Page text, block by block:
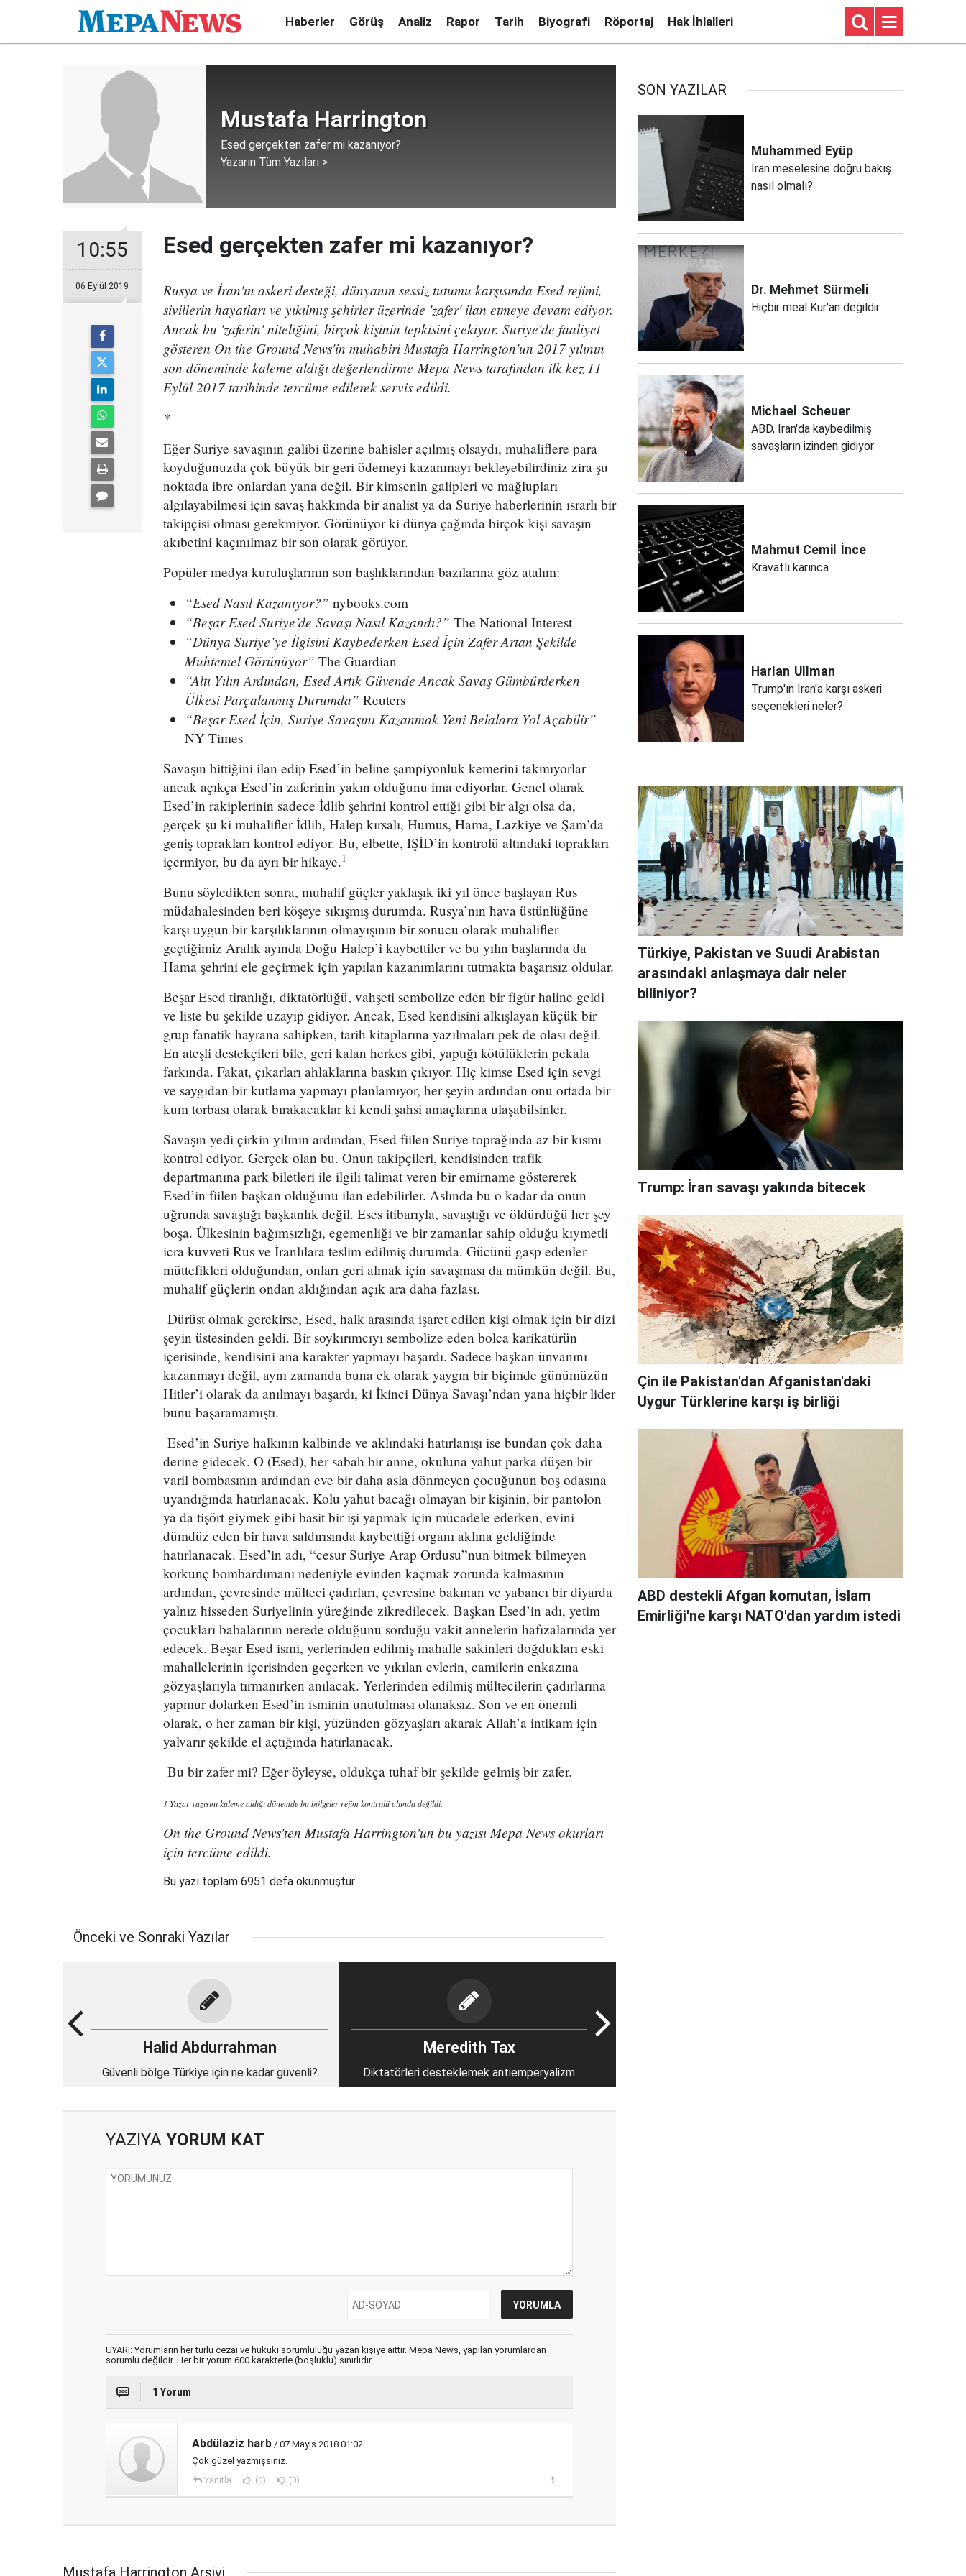
Haberler Görüş Analiz Rapor Tarih Biyografi Röportaj Hak İhlalleri
Mustafa Harrington
Esed gerçekten zafer mi kazanıyor?
Yazarın Tüm Yazıları >
10:55
06 Eylül 2019
Esed gerçekten zafer mi kazanıyor?
Rusya ve İran'ın askeri desteği, dünyanın sessiz tutumu karşısında Esed rejimi,
sivillerin hayatları ve yıkılmış şehirler üzerinde 'zafer' ilan etmeye devam ediyor.
Ancak bu 'zaferin' niteliğini, birçok kişinin tepkisini çekiyor. Suriye'de faaliyet
gösteren On the Ground News'in muhabiri Mustafa Harrington'un 2017 yılının
son döneminde kaleme aldığı değerlendirme Mepa News tarafından ilk kez 11
Eylül 2017 tarihinde tercüme edilerek servis edildi.
*
Eğer Suriye savaşının galibi üzerine bahisler açılmış olsaydı, muhaliflere para
koyduğunuzda çok büyük bir geri ödemeyi kazanmayı bekleyebilirdiniz zira şu
noktada ibre onlardan yana değil. Bir kimsenin galipleri ve mağlupları
algılayabilmesi için savaş hakkında bir analist ya da Suriye haberlerinin ısrarlı bir
takipçisi olması gerekmiyor. Görünüyor ki dünya çağında birçok kişi savaşın
akıbetini kaçınılmaz bir son olarak görüyor.
Popüler medya kuruluşlarının son başlıklarından bazılarına göz atalım:
“Esed Nasıl Kazanıyor?” nybooks.com
“Beşar Esed Suriye’de Savaşı Nasıl Kazandı?” The National Interest
“Dünya Suriye’ye İlgisini Kaybederken Esed İçin Zafer Artan Şekilde
Muhtemel Görünüyor” The Guardian
“Altı Yılın Ardından, Esed Artık Güvende Ancak Savaş Gümbürderken
Ülkesi Parçalanmış Durumda” Reuters
“Beşar Esed İçin, Suriye Savaşını Kazanmak Yeni Belalara Yol Açabilir”
NY Times
Savaşın bittiğini ilan edip Esed’in beline şampiyonluk kemerini takmıyorlar
ancak açıkça Esed’in zaferinin yakın olduğunu ima ediyorlar. Genel olarak
Esed’in rakiplerinin sadece İdlib şehrini kontrol ettiği gibi bir algı olsa da,
gerçek şu ki muhalifler İdlib, Halep kırsalı, Humus, Hama, Lazkiye ve Şam’da
geniş toprakları kontrol ediyor. Bu, elbette, IŞİD’in kontrolü altındaki toprakları
içermiyor, bu da ayrı bir hikaye.1
Bunu söyledikten sonra, muhalif güçler yaklaşık iki yıl önce başlayan Rus
müdahalesinden beri köşeye sıkışmış durumda. Rusya’nın hava üstünlüğüne
karşı uygun bir karşılıklarının olmayışının bir sonucu olarak muhalifler
geçtiğimiz Aralık ayında Doğu Halep’i kaybettiler ve bu yılın başlarında da
Hama şehrini ele geçirmek için yapılan kazanımlarını tutmakta başarısız oldular.
Beşar Esed tiranlığı, diktatörlüğü, vahşeti sembolize eden bir figür haline geldi
ve liste bu şekilde uzayıp gidiyor. Ancak, Esed kendisini alkışlayan küçük bir
grup fanatik hayrana sahipken, tarih kitaplarına yazılmaları pek de olası değil.
En ateşli destekçileri bile, geri kalan herkes gibi, yaptığı kötülüklerin pekala
farkında. Fakat, çıkarları ahlaklarına baskın çıkıyor. Hiç kimse Esed için sevgi
ve saygıdan bir kutlama yapmayı planlamıyor, her şeyin ardından onu ortada bir
kum torbası olarak bırakacaklar ki kendi şahsi amaçlarına ulaşabilsinler.
Savaşın yedi çirkin yılının ardından, Esed fiilen Suriye toprağında az bir kısmı
kontrol ediyor. Gerçek olan bu. Onun takipçileri, kendisinden trafik
departmanına park biletleri ile ilgili talimat veren bir emirname göstererek
Esed’in fiilen başkan olduğunu ilan edebilirler. Aslında bu o kadar da onun
uğrunda savaştığı başkanlık değil. Eses itibarıyla, savaştığı ve öldürdüğü her şey
boşa. Ülkesinin bağımsızlığı, egemenliği ve bir zamanlar sahip olduğu kıymetli
icra kuvveti Rus ve İranlılara teslim edilmiş durumda. Gücünü gasp edenler
müttefikleri olduğundan, onları geri almak için savaşması da mümkün değil. Bu,
muhalif güçlerin ondan aldığından açık ara daha fazlası.
Dürüst olmak gerekirse, Esed, halk arasında işaret edilen kişi olmak için bir dizi
şeyin üstesinden geldi. Bir soykırımcıyı sembolize eden bolca karikatürün
içerisinde, kendisini ana karakter yapmayı başardı. Sadece başkan ünvanını
kazanmayı değil, aynı zamanda buna ek olarak yaygın bir biçimde günümüzün
Hitler’i olarak da anılmayı başardı, ki İkinci Dünya Savaşı’ndan yana hiçbir lider
bunu başaramamıştı.
Esed’in Suriye halkının kalbinde ve aklındaki hatırlanışı ise bundan çok daha
derine gidecek. O (Esed), her sabah bir anne, okuluna yahut parka düşen bir
varil bombasının ardından eve bir daha asla dönmeyen çocuğunun boş odasına
uyandığında hatırlanacak. Kolu yahut bacağı olmayan bir kişinin, bir pantolon
ya da tişört giymek gibi basit bir işi yapmak için mücadele ederken, evini
dümdüz eden bir hava saldırısında kaybettiği organı aklına geldiğinde
hatırlanacak. Esed’in adı, “cesur Suriye Arap Ordusu”nun bitmek bilmeyen
korkunç bombardımanı nedeniyle evinden kaçmak zorunda kalmasının
ardından, çevresinde mülteci çadırları, çevresine bakınan ve yabancı bir diyarda
yalnız hisseden Suriyelinin yüreğinde zikredilecek. Başkan Esed’in adı, yetim
çocukları babalarının nerede olduğunu sorduğu vakit annelerin hafızalarında yer
edecek. Beşar Esed ismi, yerlerinden edilmiş mahalle sakinleri doğdukları eski
mahallelerinin içerisinden geçerken ve yıkılan evlerin, camilerin enkazına
gözyaşlarıyla tırmanırken anılacak. Yerlerinden edilmiş mültecilerin çadırlarına
yapmur dolarken Esed’in isminin unutulması olanaksız. Son ve en önemli
olarak, o her zaman bir kişi, yüzünden gözyaşları akarak Allah’a intikam için
yalvarır şekilde el açtığında hatırlanacak.
Bu bir zafer mi? Eğer öyleyse, oldukça tuhaf bir şekilde gelmiş bir zafer.
1 Yazar yazısını kaleme aldığı dönemde bu bölgeler rejim kontrolü altında değildi.
On the Ground News'ten Mustafa Harrington'un bu yazısı Mepa News okurları
için tercüme edildi.
Bu yazı toplam 6951 defa okunmuştur
Önceki ve Sonraki Yazılar
Halid Abdurrahman
Güvenli bölge Türkiye için ne kadar güvenli?
Meredith Tax
Diktatörleri desteklemek antiemperyalizm
değil
YAZIYA YORUM KAT
UYARI: Yorumların her türlü cezai ve hukuki sorumluluğu yazan kişiye aittir. Mepa News, yapılan yorumlardan
sorumlu değildir. Her bir yorum 600 karakterle (boşluklu) sınırlıdır.
1 Yorum
Abdülaziz harb / 07 Mayıs 2018 01:02
Çok güzel yazmışsınız.
Yanıtla (0) (0)
Mustafa Harrington Arşivi
SON YAZILAR
Muhammed Eyüp
İran meselesine doğru bakış
nasıl olmalı?
Dr. Mehmet Sürmeli
Hiçbir meal Kur'an değildir
Michael Scheuer
ABD, İran'da kaybedilmiş
savaşların izinden gidiyor
Mahmut Cemil İnce
Kravatlı karınca
Harlan Ullman
Trump'ın İran'a karşı askeri
seçenekleri neler?
Türkiye, Pakistan ve Suudi Arabistan
arasındaki anlaşmaya dair neler
biliniyor?
Trump: İran savaşı yakında bitecek
Çin ile Pakistan'dan Afganistan'daki
Uygur Türklerine karşı iş birliği
ABD destekli Afgan komutan, İslam
Emirliği'ne karşı NATO'dan yardım istedi